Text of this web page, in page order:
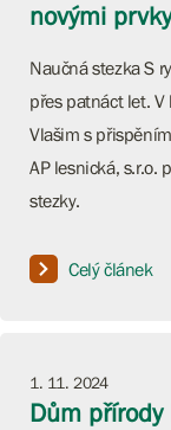
novými prvky
Naučná stezka S
přes patnáct let. V
Vlašim s
AP lesnická, s.r.o.
stezky.
Celý článek
1. 11. 2024
Dům